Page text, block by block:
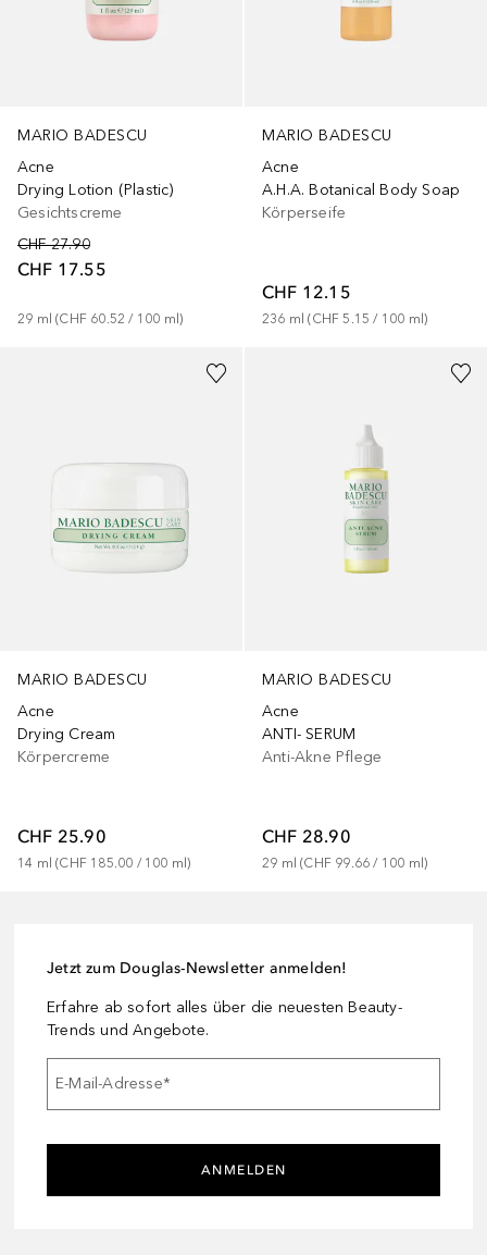
MARIO BADESCU
Acne
Drying Lotion (Plastic)
Gesichtscreme
CHF 27.90
CHF 17.55
29 ml (CHF 60.52 / 100 ml)
MARIO BADESCU
Acne
A.H.A. Botanical Body Soap
Körperseife
CHF 12.15
236 ml (CHF 5.15 / 100 ml)
MARIO BADESCU
Acne
Drying Cream
Körpercreme
CHF 25.90
14 ml (CHF 185.00 / 100 ml)
MARIO BADESCU
Acne
ANTI- SERUM
Anti-Akne Pflege
CHF 28.90
29 ml (CHF 99.66 / 100 ml)
Jetzt zum Douglas-Newsletter anmelden!
Erfahre ab sofort alles über die neuesten Beauty-
Trends und Angebote.
E-Mail-Adresse*
ANMELDEN